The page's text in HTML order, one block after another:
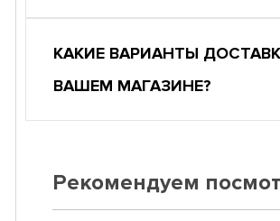
КАКИЕ ВАРИАНТЫ
ВАШЕМ МАГАЗИНЕ?
Рекомендуем